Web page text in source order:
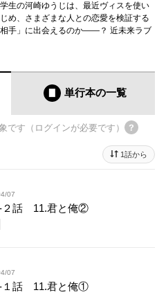
生の河崎ゆうじは、最近ヴィスを使い
め、さまざまな人との恋愛を検証する
手」に出会えるのか――？ 近未来ラブ
単行本の一覧
です（ログインが必要です）
1話から
07
-２話 11.君と俺②
07
-１話 11.君と俺①